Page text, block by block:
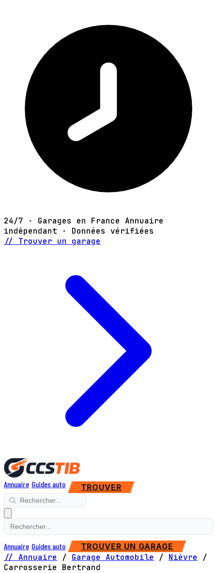
24/7 · Garages en France Annuaire
indépendant · Données vérifiées
// Trouver un garage
Annuaire Guides auto TROUVER
Annuaire Guides auto TROUVER UN GARAGE
// Annuaire / Garage Automobile / Nièvre
/
Carrosserie Bertrand